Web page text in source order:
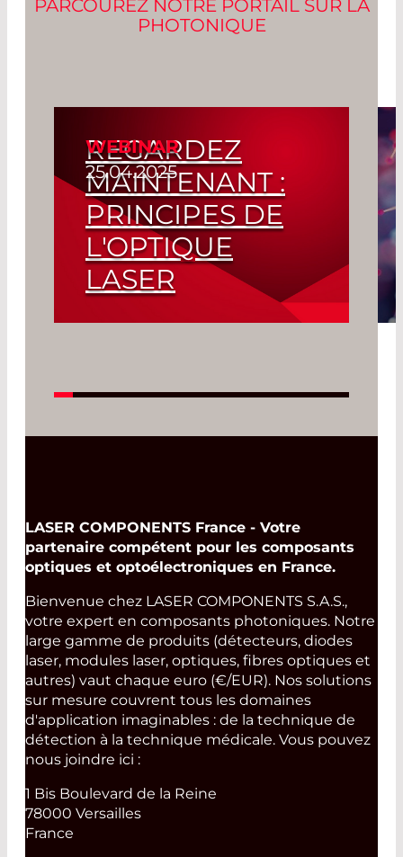
PARCOUREZ NOTRE PORTAIL SUR LA
PHOTONIQUE
WEBINAR
25.04.2025
REGARDEZ
MAINTENANT :
PRINCIPES DE
L'OPTIQUE
LASER
LASER COMPONENTS France - Votre
partenaire compétent pour les composants
optiques et optoélectroniques en France.
Bienvenue chez LASER COMPONENTS S.A.S.,
votre expert en composants photoniques. Notre
large gamme de produits (détecteurs, diodes
laser, modules laser, optiques, fibres optiques et
autres) vaut chaque euro (€/EUR). Nos solutions
sur mesure couvrent tous les domaines
d'application imaginables : de la technique de
détection à la technique médicale. Vous pouvez
nous joindre ici :
1 Bis Boulevard de la Reine
78000 Versailles
France